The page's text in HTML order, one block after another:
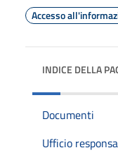
Accesso
INDICE DELLA
Documenti
Ufficio